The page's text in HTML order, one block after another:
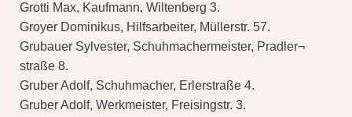
Grotti Max, Kaufmann, Wiltenberg 3.
Groyer Dominikus, Hilfsarbeiter, Müllerstr. 57.
Grubauer Sylvester, Schuhmachermeister, Pradler¬
straße 8.
Gruber Adolf, Schuhmacher, Erlerstraße 4.
Gruber Adolf, Werkmeister, Freisingstr. 3.